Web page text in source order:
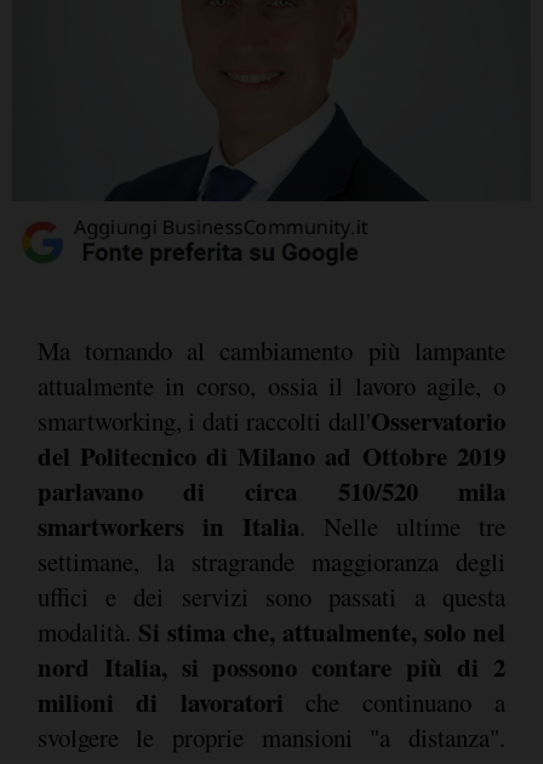
Ma tornando al cambiamento più lampante
attualmente in corso, ossia il lavoro agile, o
smartworking, i dati raccolti dall'Osservatorio
del Politecnico di Milano ad Ottobre 2019
parlavano di circa 510/520 mila
smartworkers in Italia. Nelle ultime tre
settimane, la stragrande maggioranza degli
uffici e dei servizi sono passati a questa
modalità. Si stima che, attualmente, solo nel
nord Italia, si possono contare più di 2
milioni di lavoratori che continuano a
svolgere le proprie mansioni "a distanza".